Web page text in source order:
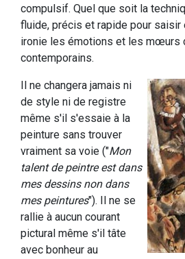
compulsif. Quel que soit la
fluide, précis et rapide pour saisir
ironie les émotions et les mœurs
contemporains.
Il ne changera jamais ni
de style ni de registre
même s'il s'essaie à la
peinture sans trouver
vraiment sa voie ("Mon
talent de peintre est dans
mes dessins non dans
mes peintures"). Il ne se
rallie à aucun courant
pictural même s'il tâte
avec bonheur au